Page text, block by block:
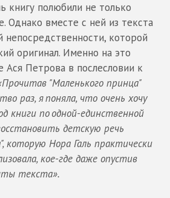
книгу полюбили не только
Однако вместе с ней из текста
непосредственности, которой
оригинал. Именно на это
Ася Петрова в послесловии к
"Маленького принца"
раз, я поняла, что очень хочу
книги по одной-единственной
детскую речь
которую Нора Галь практически
кое-где даже опустив
текста».